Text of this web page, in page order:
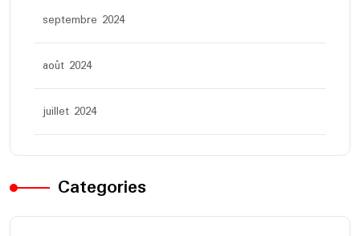
septembre 2024
août 2024
juillet 2024
Categories